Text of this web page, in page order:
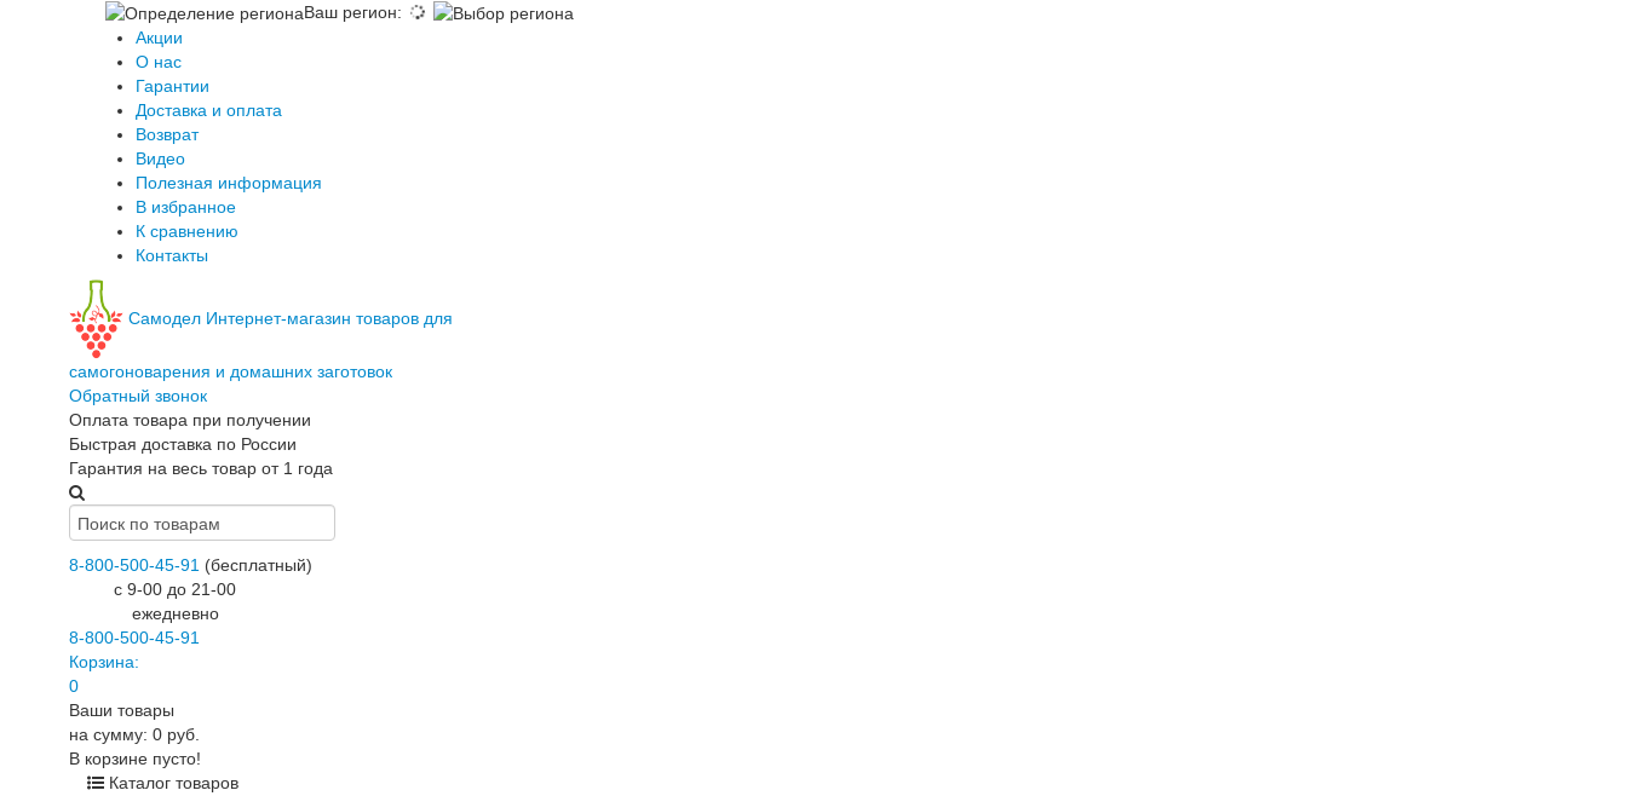
Ваш регион:
Акции
О нас
Гарантии
Доставка и оплата
Возврат
Видео
Полезная информация
В избранное
К сравнению
Контакты
Самодел Интернет-магазин товаров для
самогоноварения и домашних заготовок
Обратный звонок
Оплата товара при получении
Быстрая доставка по России
Гарантия на весь товар от 1 года
8-800-500-45-91 (бесплатный)
c 9-00 до 21-00
ежедневно
8-800-500-45-91
Корзина:
0
Ваши товары
на сумму: 0 руб.
В корзине пусто!
Каталог товаров